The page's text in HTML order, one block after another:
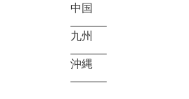
中国
九州
沖縄